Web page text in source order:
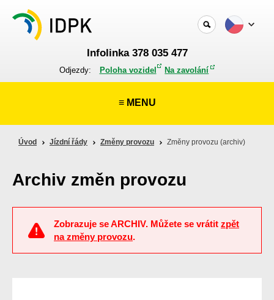
Infolinka 378 035 477
Odjezdy: Poloha vozidel Na zavolání
≡ MENU
Úvod Jízdní řády Změny provozu Změny provozu (archiv)
Archiv změn provozu
Zobrazuje se ARCHIV. Můžete se vrátit zpět
na změny provozu.